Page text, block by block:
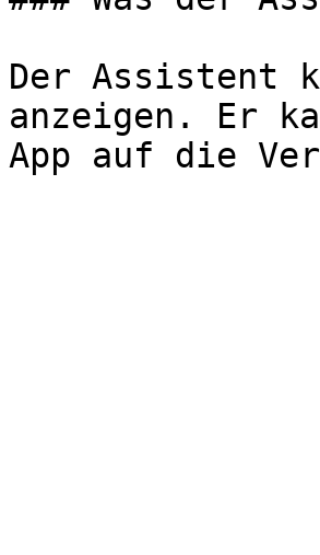
Der Assistent
anzeigen. Er